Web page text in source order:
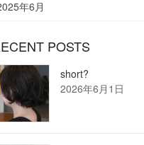
年6月
POSTS
short?
2026年6月1日